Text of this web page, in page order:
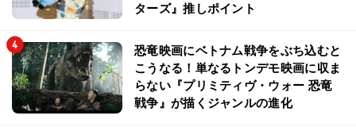
ターズ』推しポイント
恐竜映画にベトナム戦争をぶち込むと
こうなる！単なるトンデモ映画に収ま
らない『プリミティヴ・ウォー 恐竜
戦争』が描くジャンルの進化